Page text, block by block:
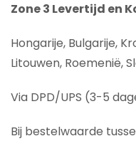
Zone 3 Levertijd en
Hongarije, Bulgarije,
Litouwen, Roemenië,
Via DPD/UPS (3-5
Bij bestelwaarde